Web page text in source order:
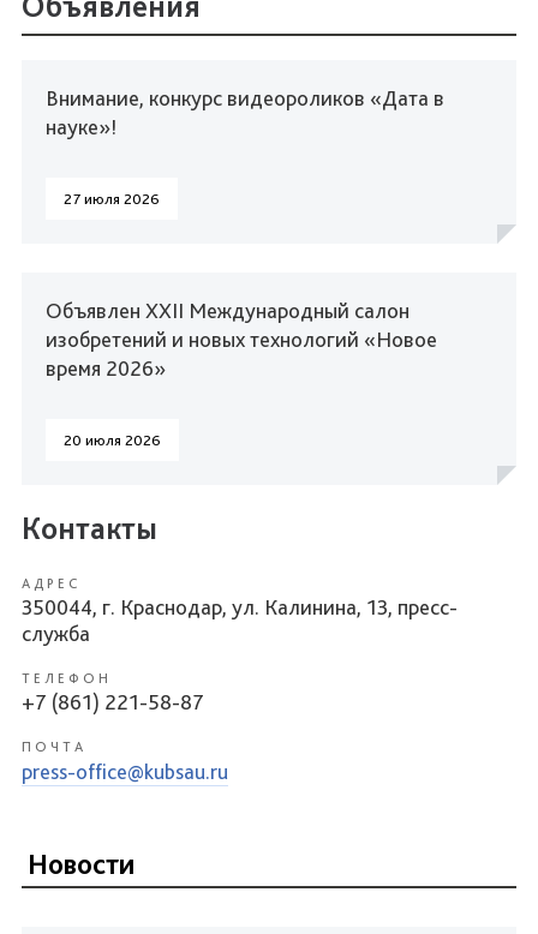
Внимание, конкурс видеороликов «Дата в
науке»!
27 июля 2026
Объявлен XXII Международный салон
изобретений и новых технологий «Новое
время 2026»
20 июля 2026
Контакты
АДРЕС
350044, г. Краснодар, ул. Калинина, 13, пресс-
служба
ТЕЛЕФОН
+7 (861) 221-58-87
ПОЧТА
press-office@kubsau.ru
Новости